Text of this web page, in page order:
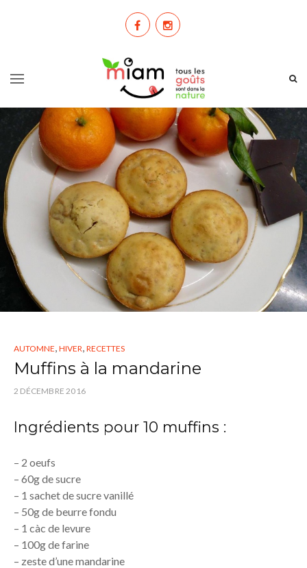
AUTOMNE, HIVER, RECETTES
Muffins à la mandarine
2 DÉCEMBRE 2016
Ingrédients pour 10 muffins :
– 2 oeufs
– 60g de sucre
– 1 sachet de sucre vanillé
– 50g de beurre fondu
– 1 càc de levure
– 100g de farine
– zeste d’une mandarine